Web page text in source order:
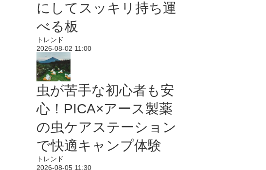
にしてスッキリ持ち運
べる板
トレンド
2026-08-02 11:00
虫が苦手な初心者も安
心！PICA×アース製薬
の虫ケアステーション
で快適キャンプ体験
トレンド
2026-08-05 11:30